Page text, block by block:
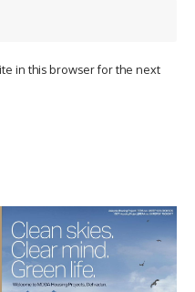
in this browser for the next